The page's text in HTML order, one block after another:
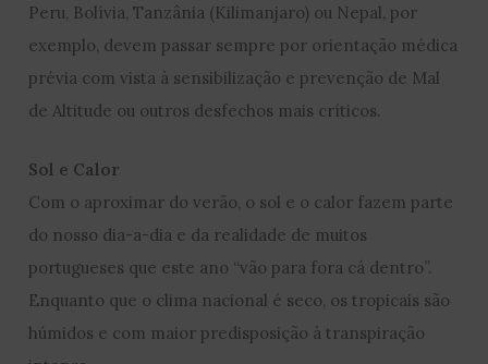
Peru, Bolívia, Tanzânia (Kilimanjaro) ou Nepal, por
exemplo, devem passar sempre por orientação médica
prévia com vista à sensibilização e prevenção de Mal
de Altitude ou outros desfechos mais críticos.
Sol e Calor
Com o aproximar do verão, o sol e o calor fazem parte
do nosso dia-a-dia e da realidade de muitos
portugueses que este ano “vão para fora cá dentro”.
Enquanto que o clima nacional é seco, os tropicais são
húmidos e com maior predisposição à transpiração